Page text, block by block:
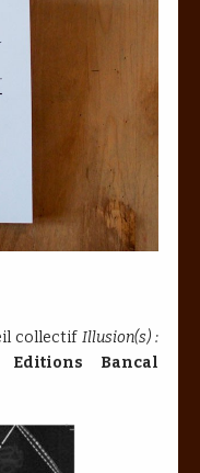
collectif Illusion(s) :
Editions Bancal